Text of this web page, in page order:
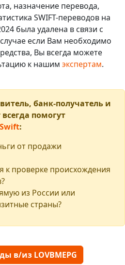
назначение перевода,
SWIFT-переводов на
была удалена в связи с
если Вам необходимо
Вы всегда можете
к нашим экспертам.
банк-получатель и
помогут
:
от продажи
к проверке происхождения
из России или
страны?
в/из LOVBMEPG